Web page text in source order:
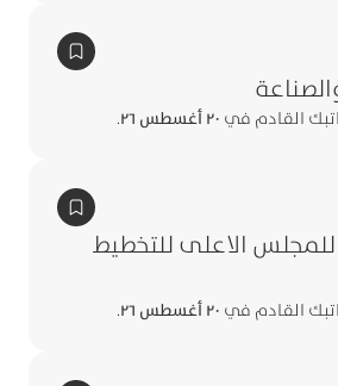
القادم في ٢٠ أغسطس ٢٦ .
للمجلس الاعلى للتخطيط
القادم في ٢٠ أغسطس ٢٦ .